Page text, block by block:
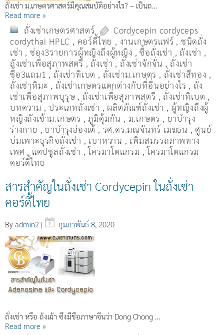
ถั่งเช่า ม.เกษตรศาสตร์มีคุณสมบัติอย่างไร? – เป็นถ…
Read more »
ถั่งเช่าเกษตรศาสตร์
Cordycepin cordyceps
cordythai HPLC , คอร์ดี้ไทย , งานเกษตรแฟร์ , ชนิดถั่ง
เช่า , ช่อง3รายการผู้หญิงถึงผู้หญิง ,ซื้อถั่งเช่า , ถังเช่า ,
ถังเช่าเพื่อสุภาพสตรี , ถั่งเช่า , ถั่งเช่าจักจั่น , ถั่งเช่า
ซื้อ3แถม1 , ถั่งเช่าทิเบต , ถั่งเช่าม.เกษตร , ถั่งเช่าสีทอง ,
ถั่งเช่าหิมะ , ถั่งเช่าเกษตรแตกต่างกับที่อื่นอย่างไร , ถั่ง
เช่าเพื่อสุภาพบุรุษ , ถั่งเช่าเพื่อสุภาพสตรี , ถั่่งเช่าทิเบต ,
บทความ ,ประเภทถั่งเช่า , ผลิตภัณฑ์ถั่งเช่า , ผู้หญิงถึงผู้
หญิงถังเช้าม.เกษตร ,ภูมิคุ้มกัน , ม.เกษตร , ยาบำรุง
ร่างกาย , ยาบำรุงฮ่องเต้ , รศ.ดร.มณจันทร์ เมฆธน , ศูนย์
บ่มเพาะธุรกิจถั่งเช่า , เบาหวาน , เพิ่มสมรรถภาพทาง
เพศ , แคปซูลถั่งเช่า ,โครมาโตแกรม ,โครมาโตแกรม
คอร์ดี้ไทย
สารสำคัญในถั่งเช่า Cordycepin ในถั่งเช่า
คอร์ดี้ไทย
By admin2 | กุมภาพันธ์ 8, 2020
ถั่งเช่า หรือ ถ้่งเฉ้า ซึ่งมีชื่อภาษาจีนว่า Dong Chong …
Read more »